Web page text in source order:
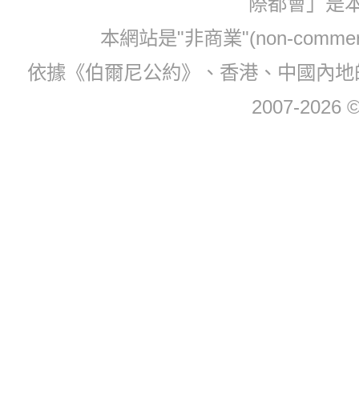
本網站是"非商業"(non-
依據《伯爾尼公約》、香港、中國內
2007-2026